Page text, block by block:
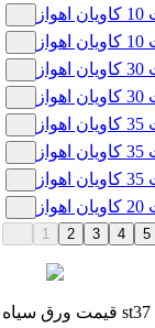
1 2 3 4 5